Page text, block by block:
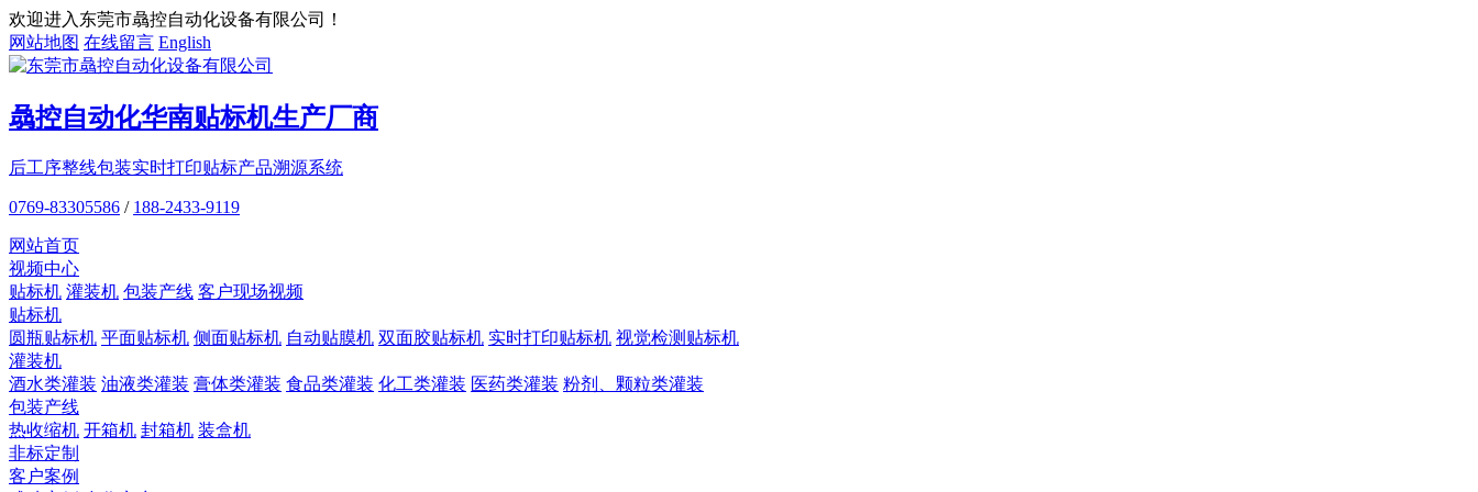
欢迎进入东莞市骉控自动化设备有限公司！
网站地图 在线留言 English
骉控自动化华南贴标机生产厂商
后工序整线包装实时打印贴标产品溯源系统
0769-83305586 / 188-2433-9119
网站首页
视频中心
贴标机 灌装机 包装产线 客户现场视频
贴标机
圆瓶贴标机 平面贴标机 侧面贴标机 自动贴膜机 双面胶贴标机 实时打印贴标机 视觉检测贴标机
灌装机
酒水类灌装 油液类灌装 膏体类灌装 食品类灌装 化工类灌装 医药类灌装 粉剂、颗粒类灌装
包装产线
热收缩机 开箱机 封箱机 装盒机
非标定制
客户案例